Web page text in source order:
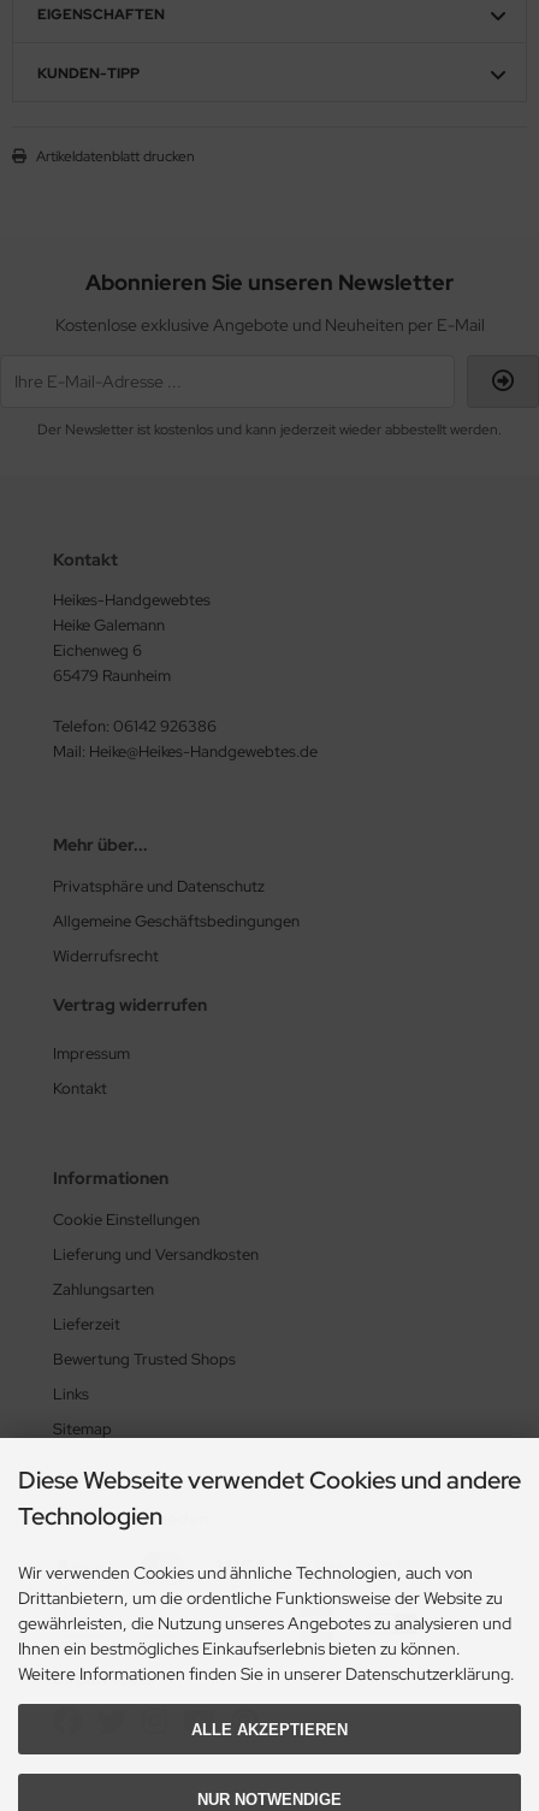
EIGENSCHAFTEN
KUNDEN-TIPP
Artikeldatenblatt drucken
Abonnieren Sie unseren Newsletter
Kostenlose exklusive Angebote und Neuheiten per E-Mail
Der Newsletter ist kostenlos und kann jederzeit wieder abbestellt werden.
Kontakt
Heikes-Handgewebtes
Heike Galemann
Eichenweg 6
65479 Raunheim
Telefon: 06142 926386
Mail: Heike@Heikes-Handgewebtes.de
Mehr über...
Privatsphäre und Datenschutz
Allgemeine Geschäftsbedingungen
Widerrufsrecht
Vertrag widerrufen
Impressum
Kontakt
Informationen
Cookie Einstellungen
Lieferung und Versandkosten
Zahlungsarten
Lieferzeit
Bewertung Trusted Shops
Links
Sitemap
Zahlungsmethoden
Social Media
Diese Webseite verwendet Cookies und andere
Technologien
Wir verwenden Cookies und ähnliche Technologien, auch von
Drittanbietern, um die ordentliche Funktionsweise der Website zu
gewährleisten, die Nutzung unseres Angebotes zu analysieren und
Ihnen ein bestmögliches Einkaufserlebnis bieten zu können.
Weitere Informationen finden Sie in unserer Datenschutzerklärung.
ALLE AKZEPTIEREN
NUR NOTWENDIGE